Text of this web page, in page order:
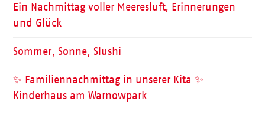
Ein Nachmittag voller Meeresluft, Erinnerungen
und Glück
Sommer, Sonne, Slushi
✨ Familiennachmittag in unserer Kita ✨
Kinderhaus am Warnowpark